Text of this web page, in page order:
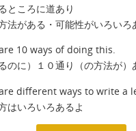
ところに道あり
法がある・可能性がいろいろ
10 ways of doing this.
のに）１０通り（の方法が）
different ways to write a
はいろいろあるよ